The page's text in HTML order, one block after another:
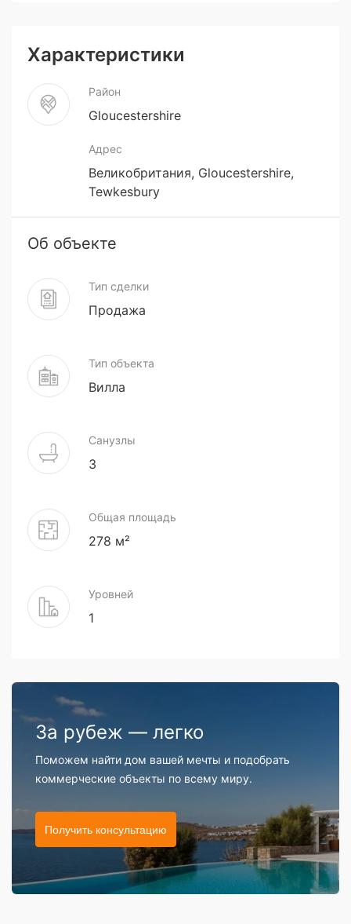
Характеристики
Район
Gloucestershire
Адрес
Великобритания, Gloucestershire,
Tewkesbury
Об объекте
Тип сделки
Продажа
Тип объекта
Вилла
Санузлы
3
Общая площадь
278 м²
Уровней
1
За рубеж — легко
Поможем найти дом вашей мечты и подобрать
коммерческие объекты по всему миру.
Получить консультацию